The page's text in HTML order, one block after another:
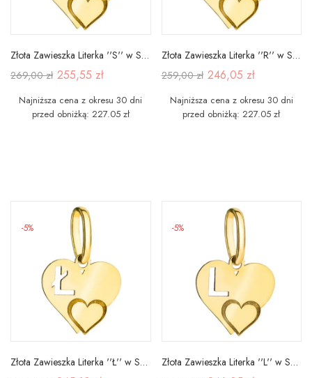
Złota Zawieszka Literka ''S'' w Sercu 585
269,00 zł 255,55 zł
Najniższa cena z okresu 30 dni
przed obniżką: 227.05 zł
Złota Zawieszka Literka ''R'' w Sercu 585
259,00 zł 246,05 zł
Najniższa cena z okresu 30 dni
przed obniżką: 227.05 zł
-5%
Złota Zawieszka Literka ''Ł'' w Sercu 585
-5%
Złota Zawieszka Literka ''L'' w Sercu 585